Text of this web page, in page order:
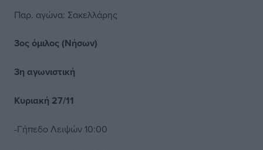
Παρ. αγώνα: Σακελλάρης
3ος όμιλος (Νήσων)
3η αγωνιστική
Κυριακή 27/11
-Γήπεδο Λειψών 10:00